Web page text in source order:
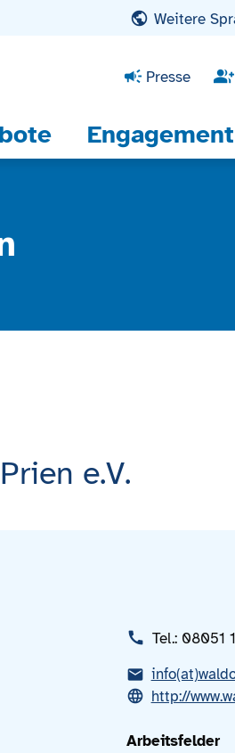
Weitere
Presse
Engagement
e.V.
Tel.: 08051
http://
Arbeitsfelder